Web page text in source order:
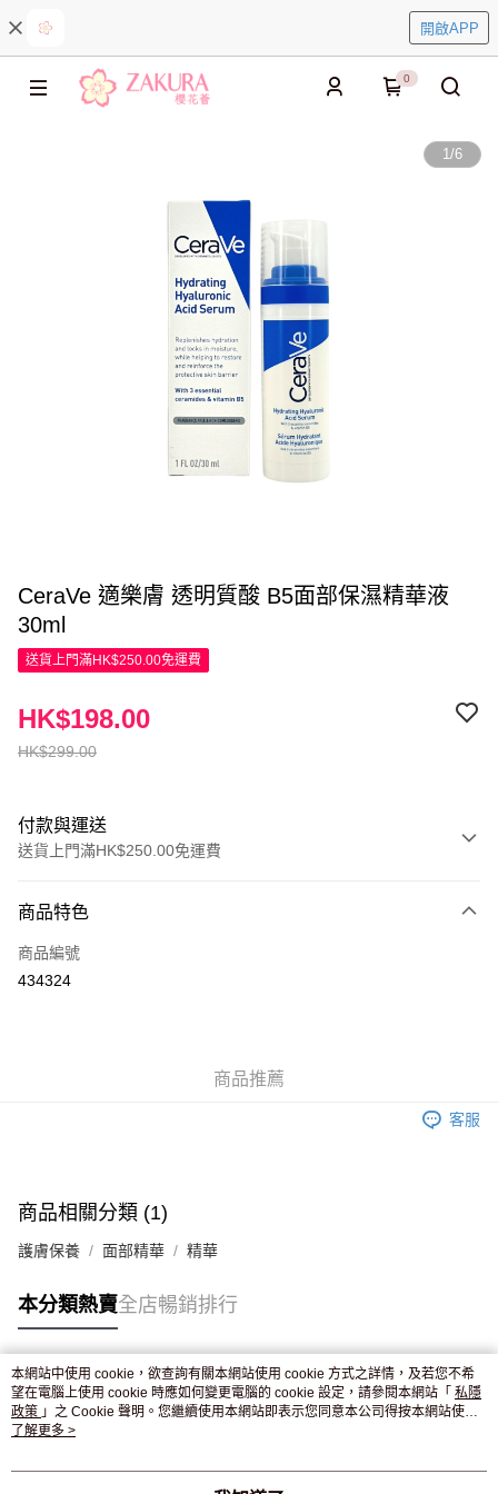
開啟APP
0
1/6
CeraVe 適樂膚 透明質酸 B5面部保濕精華液
30ml
送貨上門滿HK$250.00免運費
HK$299.00
HK$198.00
付款與運送
送貨上門滿HK$250.00免運費
信用卡
Apple Pay
付款後門市自取，訂單確認後2-4個工作天到店，7天內取。逾期後
商品特色
商品編號
434324
商品推薦
客服
商品相關分類 (1)
護膚保養 面部精華 精華
本分類熱賣全店暢銷排行
熱門標籤
熱銷排行
本網站中使用 cookie，欲查詢有關本網站使用 cookie 方式之詳情，及若您不希
望在電腦上使用 cookie 時應如何變更電腦的 cookie 設定，請參閱本網站「 私隱
政策 」之 Cookie 聲明。您繼續使用本網站即表示您同意本公司得按本網站使用
條款之 Cookie 聲明使用 cookie。
了解更多 >